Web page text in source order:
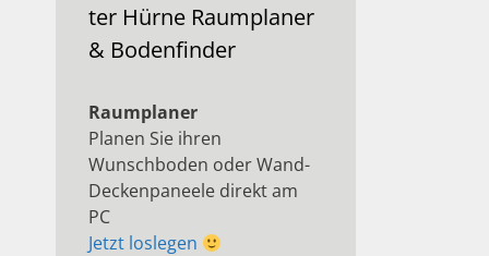
ter Hürne Raumplaner
& Bodenfinder
Raumplaner
Planen Sie ihren
Wunschboden oder Wand-
Deckenpaneele direkt am
PC
Jetzt loslegen